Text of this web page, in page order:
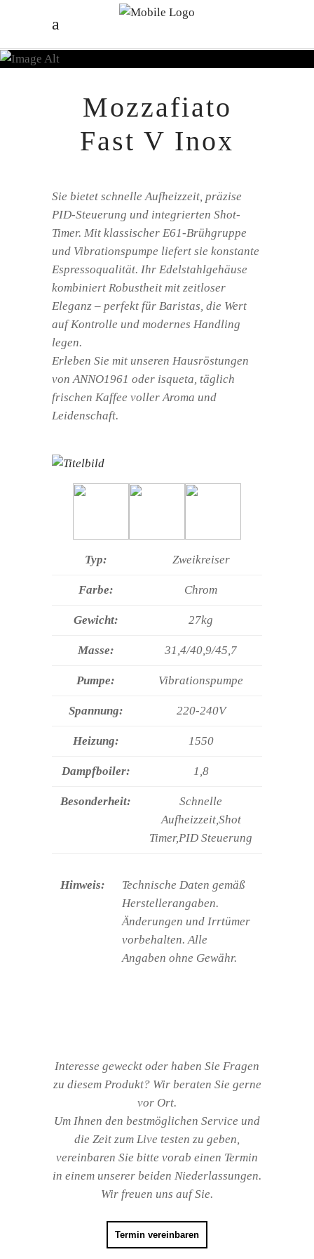
Mozzafiato
Fast V Inox
Sie bietet schnelle Aufheizzeit, präzise
PID-Steuerung und integrierten Shot-
Timer. Mit klassischer E61-Brühgruppe
und Vibrationspumpe liefert sie konstante
Espressoqualität. Ihr Edelstahlgehäuse
kombiniert Robustheit mit zeitloser
Eleganz – perfekt für Baristas, die Wert
auf Kontrolle und modernes Handling
legen.
Erleben Sie mit unseren Hausröstungen
von ANNO1961 oder isqueta, täglich
frischen Kaffee voller Aroma und
Leidenschaft.
Typ: Zweikreiser
Farbe: Chrom
Gewicht: 27kg
Masse: 31,4/40,9/45,7
Pumpe: Vibrationspumpe
Spannung: 220-240V
Heizung: 1550
Dampfboiler: 1,8
Besonderheit:
Schnelle
Aufheizzeit,Shot
Timer,PID Steuerung
Hinweis:
Technische Daten gemäß
Herstellerangaben.
Änderungen und Irrtümer
vorbehalten. Alle
Angaben ohne Gewähr.
Interesse geweckt oder haben Sie Fragen
zu diesem Produkt? Wir beraten Sie gerne
vor Ort.
Um Ihnen den bestmöglichen Service und
die Zeit zum Live testen zu geben,
vereinbaren Sie bitte vorab einen Termin
in einem unserer beiden Niederlassungen.
Wir freuen uns auf Sie.